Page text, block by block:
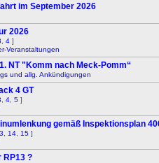
im September 2026
2026
4 ]
Veranstaltungen
NT "Komm nach Meck-Pomm“
und allg. Ankündigungen
4 GT
4 5 ]
gemäß Inspektionsplan
14 15 ]
RP13 ?